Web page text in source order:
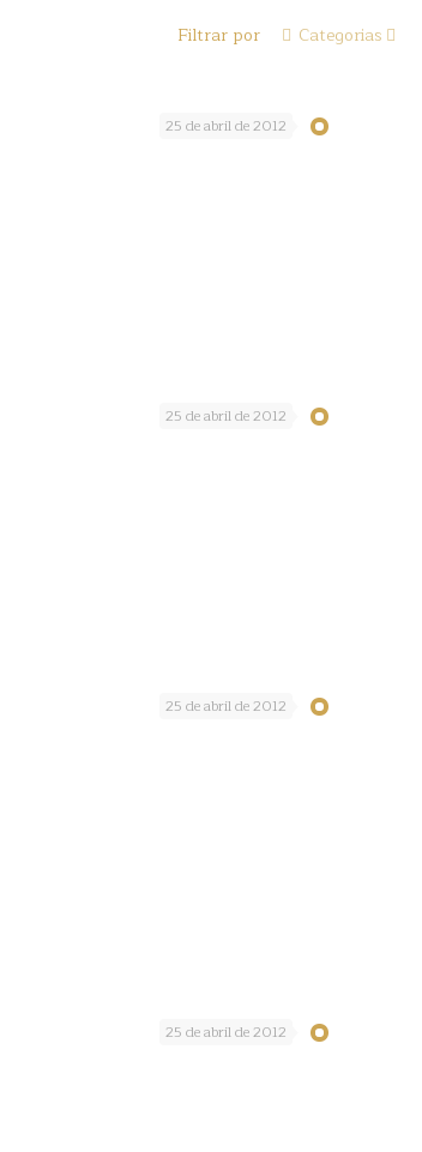
Filtrar por Categorias
25 de abril de 2012
25 de abril de 2012
25 de abril de 2012
25 de abril de 2012